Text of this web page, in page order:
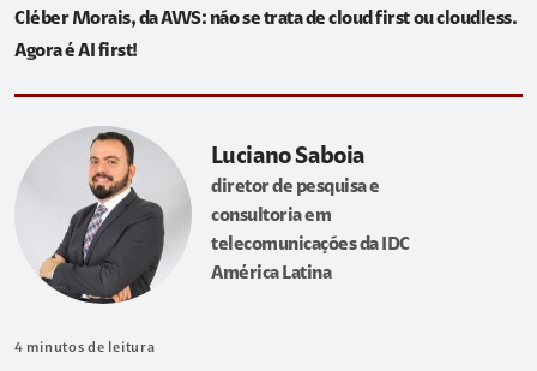
Cléber Morais, da AWS: não se trata de cloud first ou cloudless.
Agora é AI first!
Luciano Saboia
diretor de pesquisa e
consultoria em
telecomunicações da IDC
América Latina
4 minutos de leitura